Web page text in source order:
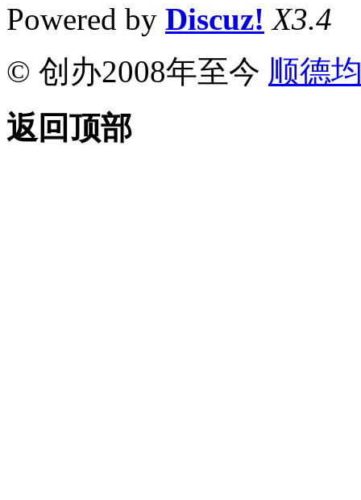
Powered by Discuz! X3.4
© 创办2008年至今 顺德
返回顶部